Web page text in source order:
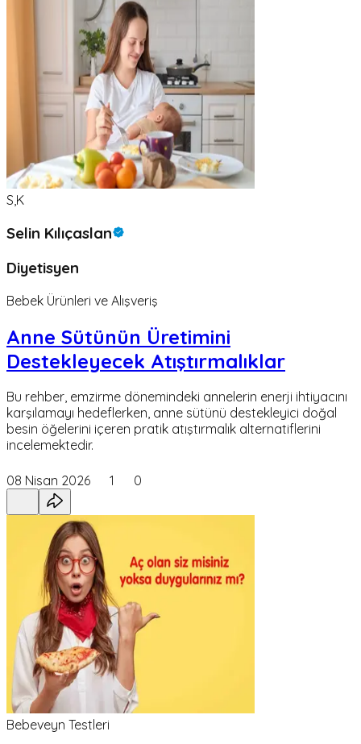
S,K
Selin Kılıçaslan
Diyetisyen
Bebek Ürünleri ve Alışveriş
Anne Sütünün Üretimini
Destekleyecek Atıştırmalıklar
Bu rehber, emzirme dönemindeki annelerin enerji ihtiyacını
karşılamayı hedeflerken, anne sütünü destekleyici doğal
besin öğelerini içeren pratik atıştırmalık alternatiflerini
incelemektedir.
08 Nisan 2026 1 0
Bebeveyn Testleri